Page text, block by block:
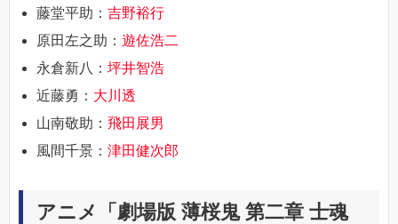
藤堂平助： 吉野裕行
原田左之助： 遊佐浩二
永倉新八： 坪井智浩
近藤勇： 大川透
山南敬助： 飛田展男
風間千景： 津田健次郎
アニメ「劇場版 薄桜鬼 第二章 士魂